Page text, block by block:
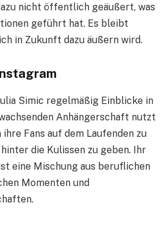
nicht öffentlich geäußert, was
geführt hat. Es bleibt
in Zukunft dazu äußern wird.
Simic regelmäßig Einblicke in
Anhängerschaft nutzt
Fans auf dem Laufenden zu
die Kulissen zu geben. Ihr
eine Mischung aus beruflichen
Momenten und